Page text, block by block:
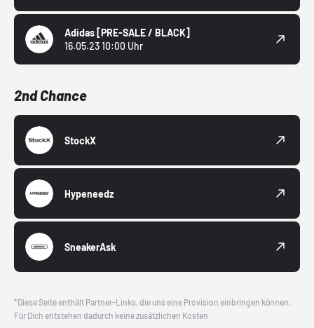
Adidas [PRE-SALE / BLACK]
16.05.23 10:00 Uhr
2nd Chance
StockX
Hypeneedz
SneakerAsk
*Diese Seite enthält Partner-Links, die uns eine Provision einbringen können.
Für Dich entstehen dadurch keine zusätzlichen Kosten.